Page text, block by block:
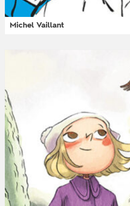
Michel Vaillant